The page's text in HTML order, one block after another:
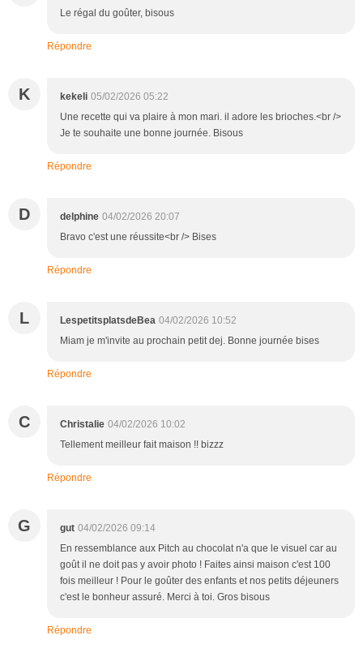
Le régal du goûter, bisous
Répondre
K kekeli 05/02/2026 05:22
Une recette qui va plaire à mon mari. il adore les brioches.<br />
Je te souhaite une bonne journée. Bisous
Répondre
D delphine 04/02/2026 20:07
Bravo c'est une réussite<br /> Bises
Répondre
L LespetitsplatsdeBea 04/02/2026 10:52
Miam je m'invite au prochain petit dej. Bonne journée bises
Répondre
C Christalie 04/02/2026 10:02
Tellement meilleur fait maison !! bizzz
Répondre
G gut 04/02/2026 09:14
En ressemblance aux Pitch au chocolat n'a que le visuel car au
goût il ne doit pas y avoir photo ! Faites ainsi maison c'est 100
fois meilleur ! Pour le goûter des enfants et nos petits déjeuners
c'est le bonheur assuré. Merci à toi. Gros bisous
Répondre